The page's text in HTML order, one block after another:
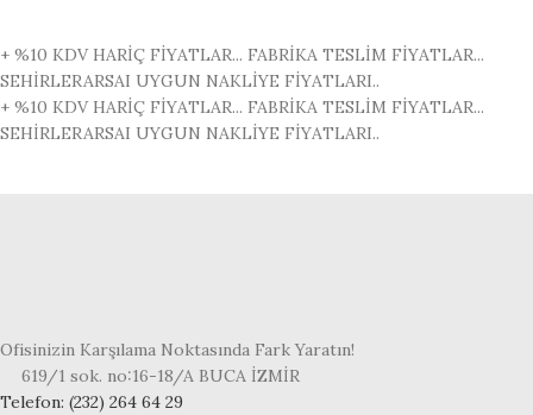
+ %10 KDV HARİÇ FİYATLAR... FABRİKA TESLİM FİYATLAR...
SEHİRLERARSAI UYGUN NAKLİYE FİYATLARI..
+ %10 KDV HARİÇ FİYATLAR... FABRİKA TESLİM FİYATLAR...
SEHİRLERARSAI UYGUN NAKLİYE FİYATLARI..
Ofisinizin Karşılama Noktasında Fark Yaratın!
619/1 sok. no:16-18/A BUCA İZMİR
Telefon: (232) 264 64 29